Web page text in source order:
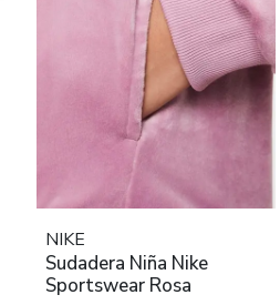
NIKE
Sudadera Niña Nike
Sportswear Rosa